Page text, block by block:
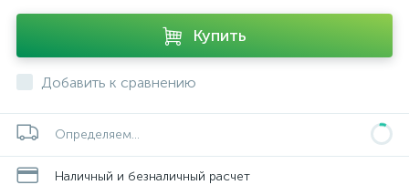
Купить
Добавить к сравнению
Определяем...
Наличный и безналичный расчет